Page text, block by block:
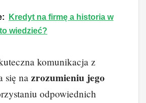
Kredyt na firmę a historia w
wiedzieć?
komunikacja z
się na zrozumieniu jego
odpowiednich